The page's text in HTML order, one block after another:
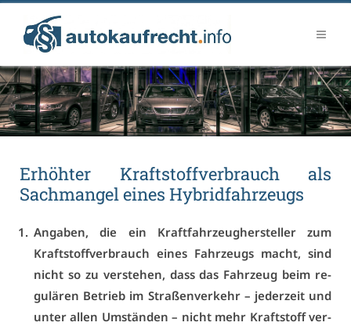
Er­höh­ter Kraft­stoff­ver­brauch als
Sach­man­gel ei­nes Hy­bridfahr­zeugs
An­ga­ben, die ein Kraft­fahr­zeug­her­stel­ler zum
Kraft­stoff­ver­brauch ei­nes Fahr­zeugs macht, sind
nicht so zu ver­ste­hen, dass das Fahr­zeug beim re­
gu­lä­ren Be­trieb im Stra­ßen­ver­kehr – je­der­zeit und
un­ter al­len Um­stän­den – nicht mehr Kraft­stoff ver­